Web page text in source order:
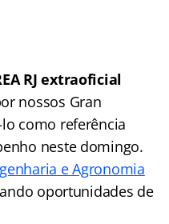
RJ extraoficial
nossos Gran
como referência
neste domingo.
e Agronomia
oportunidades de